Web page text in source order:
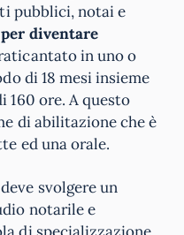
pubblici, notai e
per diventare
in uno o
di 18 mesi insieme
160 ore. A questo
di abilitazione che è
ed una orale.
deve svolgere un
notarile e
di specializzazione